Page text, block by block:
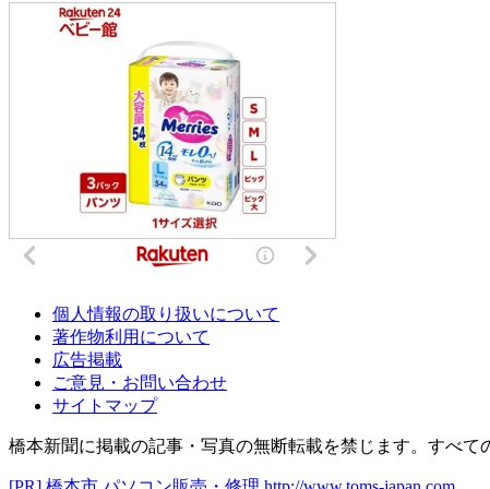
個人情報の取り扱いについて
著作物利用について
広告掲載
ご意見・お問い合わせ
サイトマップ
橋本新聞に掲載の記事・写真の無断転載を禁じます。すべ